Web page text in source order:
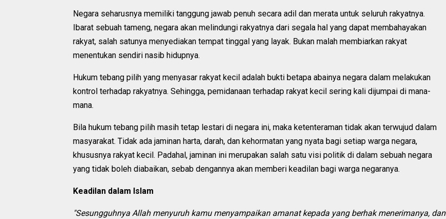
Negara seharusnya memiliki tanggung jawab penuh secara adil dan merata untuk seluruh rakyatnya.
Ibarat sebuah tameng, negara akan melindungi rakyatnya dari segala hal yang dapat membahayakan
rakyat, salah satunya menyediakan tempat tinggal yang layak. Bukan malah membiarkan rakyat
menentukan sendiri nasib hidupnya.
Hukum tebang pilih yang menyasar rakyat kecil adalah bukti betapa abainya negara dalam melakukan
kontrol terhadap rakyatnya. Sehingga, pemidanaan terhadap rakyat kecil sering kali dijumpai di mana-
mana.
Bila hukum tebang pilih masih tetap lestari di negara ini, maka ketenteraman tidak akan terwujud dalam
masyarakat. Tidak ada jaminan harta, darah, dan kehormatan yang nyata bagi setiap warga negara,
khususnya rakyat kecil. Padahal, jaminan ini merupakan salah satu visi politik di dalam sebuah negara
yang tidak boleh diabaikan, sebab dengannya akan memberi keadilan bagi warga negaranya.
Keadilan dalam Islam
"Sesungguhnya Allah menyuruh kamu menyampaikan amanat kepada yang berhak menerimanya, dan